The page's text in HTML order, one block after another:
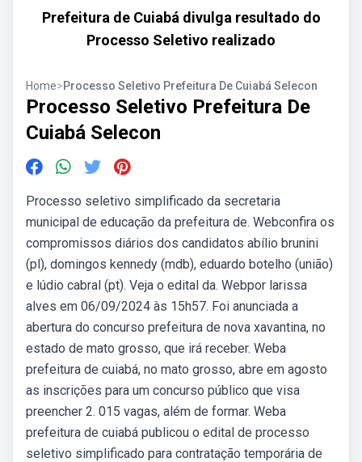
Prefeitura de Cuiabá divulga resultado do
Processo Seletivo realizado
Home>Processo Seletivo Prefeitura De Cuiabá Selecon
Processo Seletivo Prefeitura De
Cuiabá Selecon
Processo seletivo simplificado da secretaria
municipal de educação da prefeitura de. Webconfira os
compromissos diários dos candidatos abílio brunini
(pl), domingos kennedy (mdb), eduardo botelho (união)
e lúdio cabral (pt). Veja o edital da. Webpor larissa
alves em 06/09/2024 às 15h57. Foi anunciada a
abertura do concurso prefeitura de nova xavantina, no
estado de mato grosso, que irá receber. Weba
prefeitura de cuiabá, no mato grosso, abre em agosto
as inscrições para um concurso público que visa
preencher 2. 015 vagas, além de formar. Weba
prefeitura de cuiabá publicou o edital de processo
seletivo simplificado para contratação temporária de